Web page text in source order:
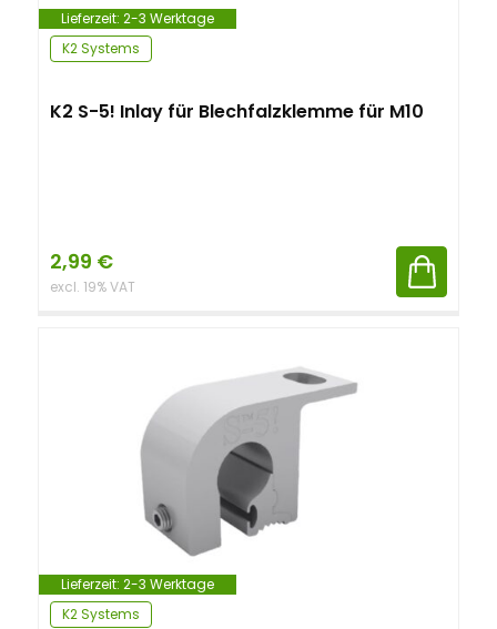
Lieferzeit: 2-3 Werktage
K2 Systems
K2 S-5! Inlay für Blechfalzklemme für M10
2,99 €
excl. 19% VAT
Lieferzeit: 2-3 Werktage
K2 Systems